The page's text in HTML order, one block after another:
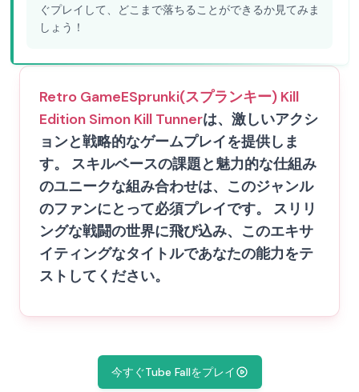
ぐプレイして、どこまで落ちることができるか見てみま
しょう！
Retro GameESprunki(スプランキー) Kill
Edition Simon Kill Tunnerは、激しいアクシ
ョンと戦略的なゲームプレイを提供しま
す。 スキルベースの課題と魅力的な仕組み
のユニークな組み合わせは、このジャンル
のファンにとって必須プレイです。 スリリ
ングな戦闘の世界に飛び込み、このエキサ
イティングなタイトルであなたの能力をテ
ストしてください。
今すぐTube Fallをプレイ